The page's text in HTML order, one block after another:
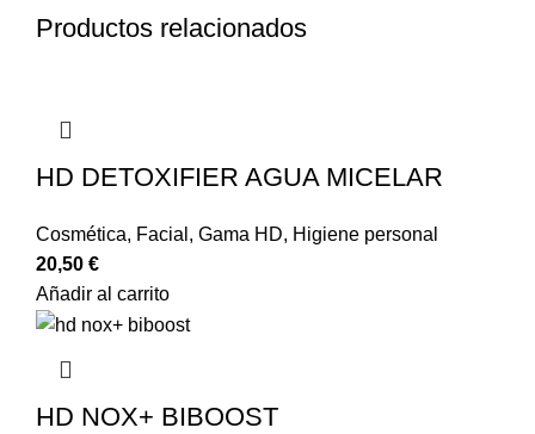
Productos relacionados
HD DETOXIFIER AGUA MICELAR
Cosmética, Facial , Gama HD, Higiene personal
20,50 €
Añadir al carrito
HD NOX+ BIBOOST